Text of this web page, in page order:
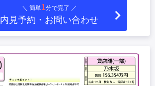
＼ 簡単1分で完了 ／
内見予約・お問い合わせ